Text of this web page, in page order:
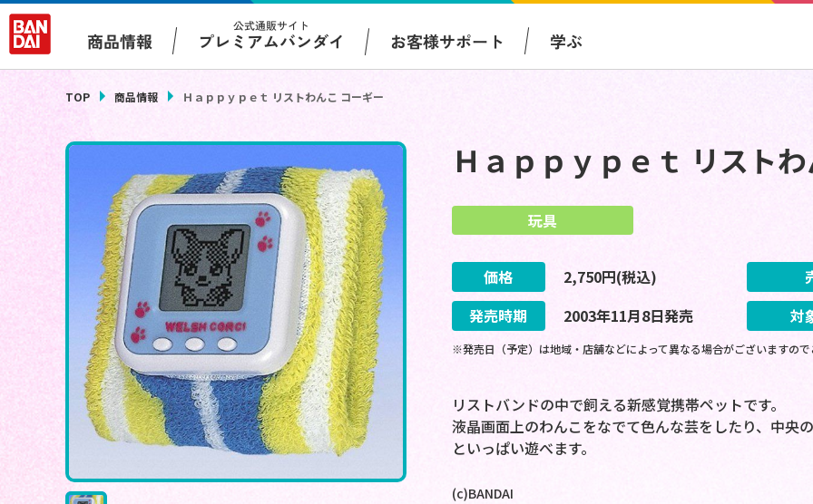
商品情報
公式通販サイト
プレミアムバンダイ お客様サポート 学ぶ
TOP 商品情報 Ｈａｐｐｙｐｅｔ リストわんこ コーギー
Ｈａｐｐｙｐｅｔ リスト
玩具
価格 2,750円(税込)
発売時期
2003年11月8日発売 対
※発売日（予定）は地域・店舗などによって異なる場合がございますの
リストバンドの中で飼える新感覚携帯ペットです。
液晶画面上のわんこをなでて色んな芸をしたり、中央
といっぱい遊べます。
(c)BANDAI